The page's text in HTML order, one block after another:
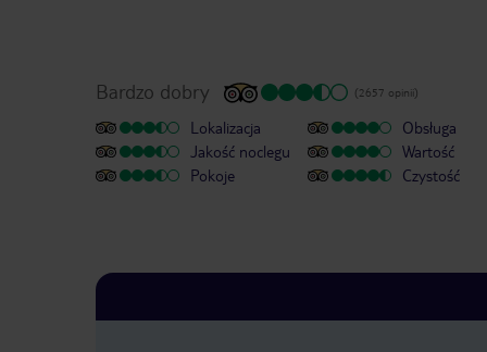
Bardzo dobry (2657 opinii)
Lokalizacja
Jakość noclegu
Pokoje
Obsługa
Wartość
Czystość